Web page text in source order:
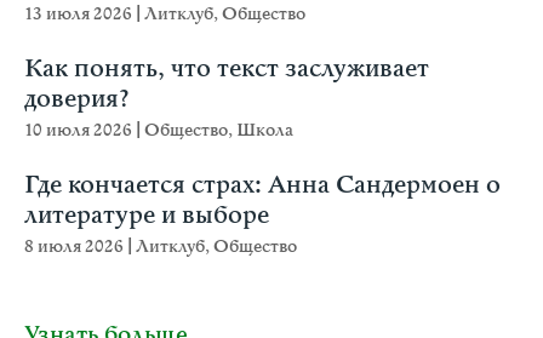
13 июля 2026 Литклуб,Общество
Как понять, что текст заслуживает
доверия?
10 июля 2026 Общество, Школа
Где кончается страх: Анна Сандермоен о
литературе и выборе
8 июля 2026 Литклуб,Общество